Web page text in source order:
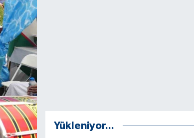
Yükleniyor...